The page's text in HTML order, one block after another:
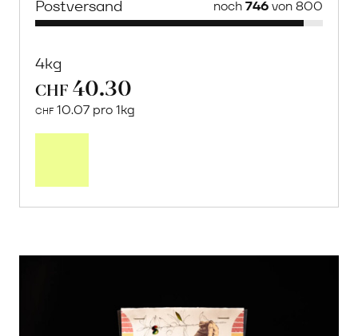
Postversand noch746von 800
4kg
CHF 40.30
CHF 10.07 pro 1kg
Post